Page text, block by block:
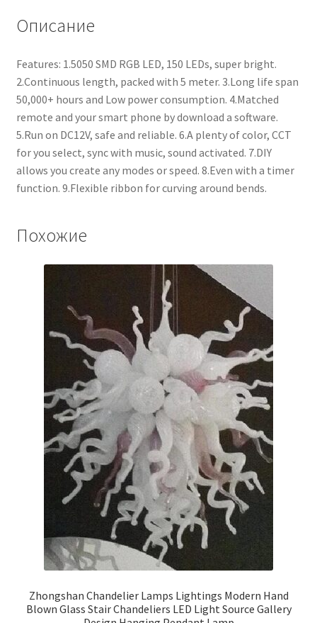
Описание
Features: 1.5050 SMD RGB LED, 150 LEDs, super bright.
2.Continuous length, packed with 5 meter. 3.Long life span
50,000+ hours and Low power consumption. 4.Matched
remote and your smart phone by download a software.
5.Run on DC12V, safe and reliable. 6.A plenty of color, CCT
for you select, sync with music, sound activated. 7.DIY
allows you create any modes or speed. 8.Even with a timer
function. 9.Flexible ribbon for curving around bends.
Похожие
Zhongshan Chandelier Lamps Lightings Modern Hand
Blown Glass Stair Chandeliers LED Light Source Gallery